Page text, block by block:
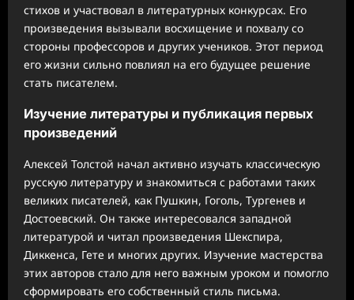
стихов и участвовал в литературных конкурсах. Его
произведения вызывали восхищение и похвалу со
стороны профессоров и других учеников. Этот период
его жизни сильно повлиял на его будущее решение
стать писателем.
Изучение литературы и публикация первых
произведений
Алексей Толстой начал активно изучать классическую
русскую литературу и знакомиться с работами таких
великих писателей, как Пушкин, Гоголь, Тургенев и
Достоевский. Он также интересовался западной
литературой и читал произведения Шекспира,
Диккенса, Гете и многих других. Изучение мастерства
этих авторов стало для него важным уроком и помогло
сформировать его собственный стиль письма.